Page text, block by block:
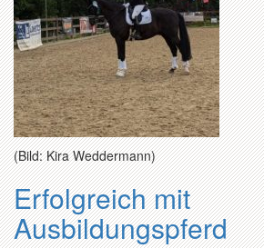
(Bild: Kira Weddermann)
Erfolgreich mit
Ausbildungspferd